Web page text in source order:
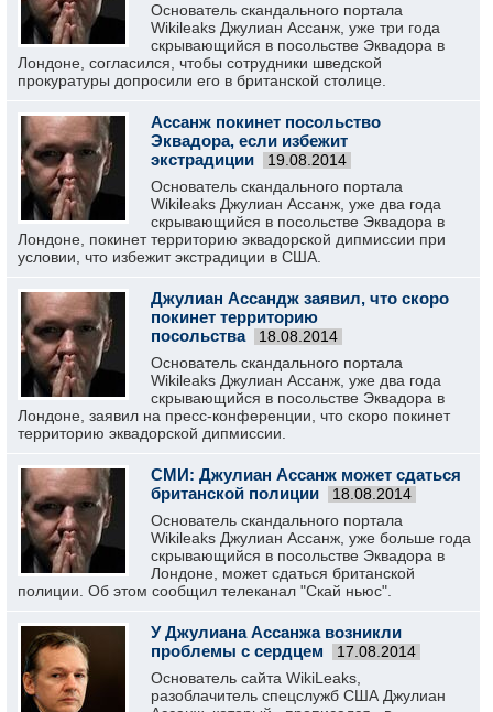
Основатель скандального портала
Wikileaks Джулиан Ассанж, уже три года
скрывающийся в посольстве Эквадора в
Лондоне, согласился, чтобы сотрудники шведской
прокуратуры допросили его в британской столице.
Ассанж покинет посольство
Эквадора, если избежит
экстрадиции
19.08.2014
Основатель скандального портала
Wikileaks Джулиан Ассанж, уже два года
скрывающийся в посольстве Эквадора в
Лондоне, покинет территорию эквадорской дипмиссии при
условии, что избежит экстрадиции в США.
Джулиан Ассандж заявил, что скоро
покинет территорию
посольства
18.08.2014
Основатель скандального портала
Wikileaks Джулиан Ассанж, уже два года
скрывающийся в посольстве Эквадора в
Лондоне, заявил на пресс-конференции, что скоро покинет
территорию эквадорской дипмиссии.
СМИ: Джулиан Ассанж может сдаться
британской полиции
18.08.2014
Основатель скандального портала
Wikileaks Джулиан Ассанж, уже больше года
скрывающийся в посольстве Эквадора в
Лондоне, может сдаться британской
полиции. Об этом сообщил телеканал "Скай ньюс".
У Джулиана Ассанжа возникли
проблемы с сердцем
17.08.2014
Основатель сайта WikiLeaks,
разоблачитель спецслужб США Джулиан